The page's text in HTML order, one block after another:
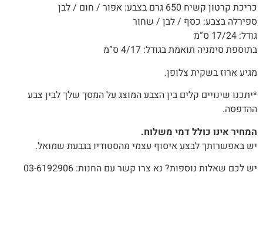
כריכת קרטון קשיח 650 גרם בצבע: אפור / חום / לבן
ספירלה בצבע: כסף / לבן / שחור
גודל: 17/24 ס”מ
בתוספת סימניה תואמת בגודל: 4/17 ס”מ
מגיע ארוז בשקית צלופן.
*יתכנו שינויים קלים בין הצבע המוצג על המסך שלך לבין צבע
ההדפסה.
המחיר אינו כולל דמי משלוח.
יש באפשרותך לבצע איסוף עצמי מהסטודיו בגבעת שמואל.
יש לכם שאלות נוספות? נא צרו קשר עם החנות: 03-6192906